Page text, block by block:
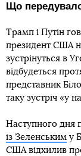
Що
Трамп і Путін
президент США
зустрінуться в
відбудеться
представник
таку зустріч «у
Наступного дня
із Зеленським у
США відхилив